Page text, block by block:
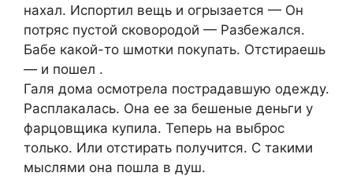
нахал. Испортил вещь и огрызается — Он
потряс пустой сковородой — Разбежался.
Бабе какой-то шмотки покупать. Отстираешь
— и пошел .
Галя дома осмотрела пострадавшую одежду.
Расплакалась. Она ее за бешеные деньги у
фарцовщика купила. Теперь на выброс
только. Или отстирать получится. С такими
мыслями она пошла в душ.